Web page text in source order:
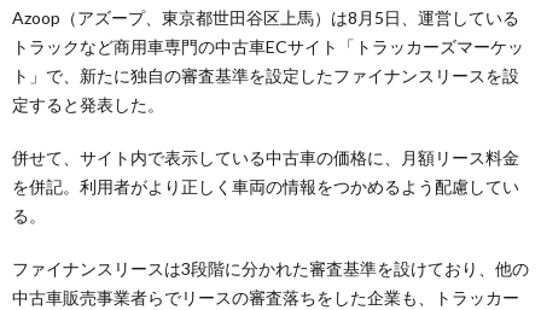
Azoop（アズープ、東京都世田谷区上馬）は8月5日、運営している
トラックなど商用車専門の中古車ECサイト「トラッカーズマーケッ
ト」で、新たに独自の審査基準を設定したファイナンスリースを設
定すると発表した。
併せて、サイト内で表示している中古車の価格に、月額リース料金
を併記。利用者がより正しく車両の情報をつかめるよう配慮してい
る。
ファイナンスリースは3段階に分かれた審査基準を設けており、他の
中古車販売事業者らでリースの審査落ちをした企業も、トラッカー